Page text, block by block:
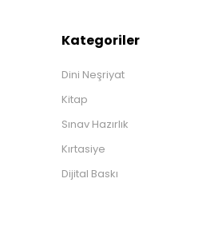
Kategoriler
Dini Neşriyat
Kitap
Sınav Hazırlık
Kırtasiye
Dijital Baskı